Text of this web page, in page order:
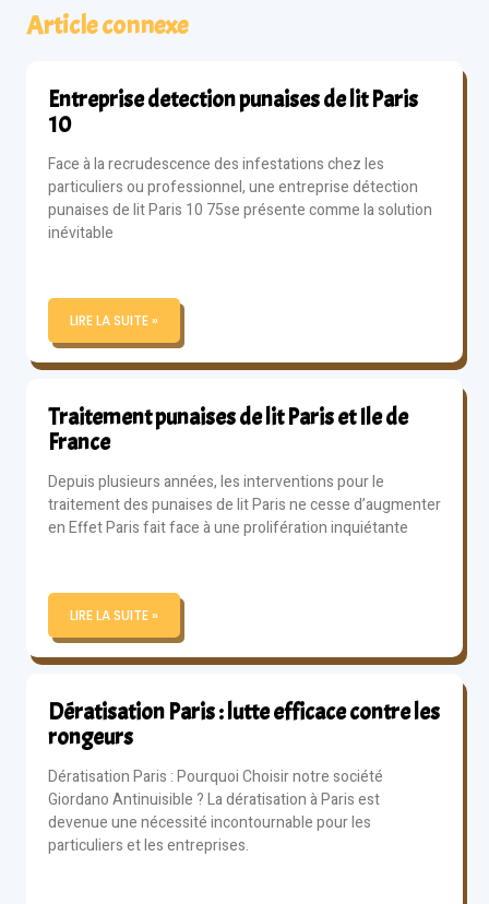
Article connexe
Entreprise detection punaises de lit Paris
10
Face à la recrudescence des infestations chez les
particuliers ou professionnel, une entreprise détection
punaises de lit Paris 10 75se présente comme la solution
inévitable
LIRE LA SUITE »
Traitement punaises de lit Paris et Ile de
France
Depuis plusieurs années, les interventions pour le
traitement des punaises de lit Paris ne cesse d’augmenter
en Effet Paris fait face à une prolifération inquiétante
LIRE LA SUITE »
Dératisation Paris : lutte efficace contre les
rongeurs
Dératisation Paris : Pourquoi Choisir notre société
Giordano Antinuisible ? La dératisation à Paris est
devenue une nécessité incontournable pour les
particuliers et les entreprises.